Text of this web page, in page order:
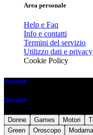
Area personale
Help e Faq
Info e contatti
Termini del servizio
Utilizzo dati e privacy
Cookie Policy
Magazine
Magazine
Donne Games Motori
Green
Oroscopo